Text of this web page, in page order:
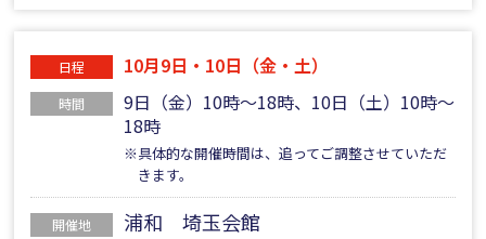
日程 10月9日・10日（金・土）
時間
9日（金）10時～18時、10日（土）10時～
18時
※具体的な開催時間は、追ってご調整させていただ
きます。
開催地 浦和 埼玉会館